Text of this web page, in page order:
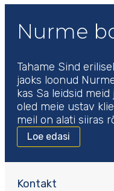
Nurme
Tahame Sind
jaoks loonud
kas Sa leidsid
oled meie ustav
meil on alati siiras
Loe edasi
Kontakt